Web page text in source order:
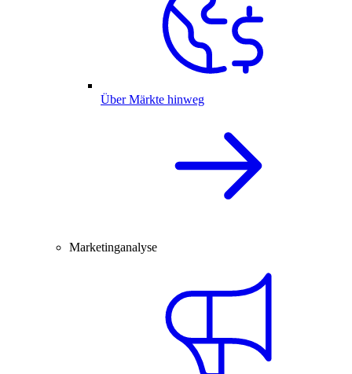
Über Märkte hinweg
Marketinganalyse